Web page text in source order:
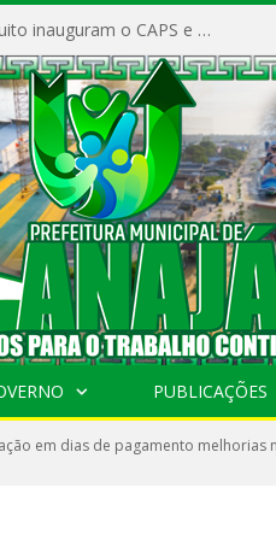
Prefeito Vivaldo Mendes e vice-prefeito Quito inauguram o CAPS e fortalecem a saúde pública em Anajás.
PUBLICAÇÕES
em dias de pagamento melhorias